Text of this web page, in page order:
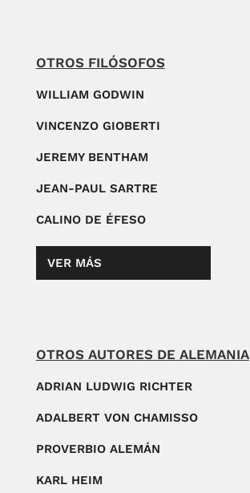
OTROS FILÓSOFOS
WILLIAM GODWIN
VINCENZO GIOBERTI
JEREMY BENTHAM
JEAN-PAUL SARTRE
CALINO DE ÉFESO
VER MÁS
OTROS AUTORES DE ALEMANIA
ADRIAN LUDWIG RICHTER
ADALBERT VON CHAMISSO
PROVERBIO ALEMÁN
KARL HEIM